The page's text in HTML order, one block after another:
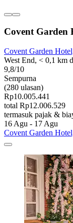
Covent Garden
Covent Garden
West End, < 0,1 km
9,8/10
Sempurna
(280 ulasan)
Rp10.005.441
total Rp12.006.529
termasuk pajak &
16 Agu - 17 Agu
Covent Garden